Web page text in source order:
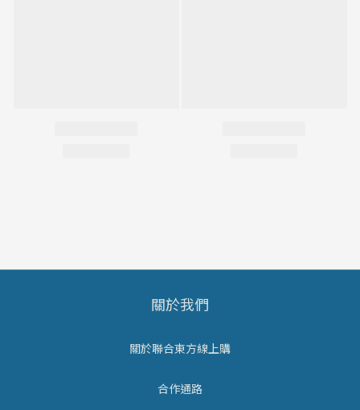
關於我們
關於聯合東方線上購
合作通路